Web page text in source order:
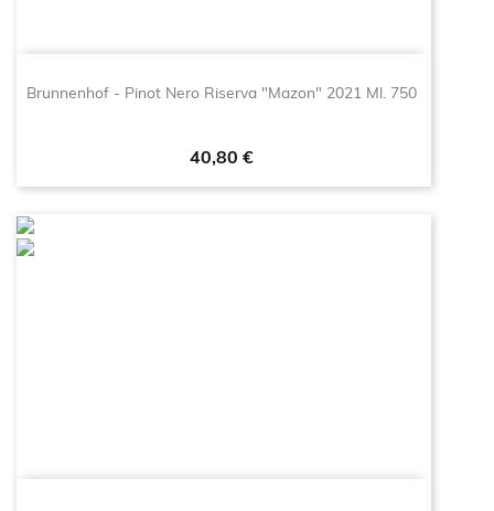
Brunnenhof - Pinot Nero Riserva "Mazon" 2021 Ml. 750
Prezzo
40,80 €